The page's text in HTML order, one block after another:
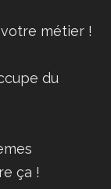
métier !
du
ça !